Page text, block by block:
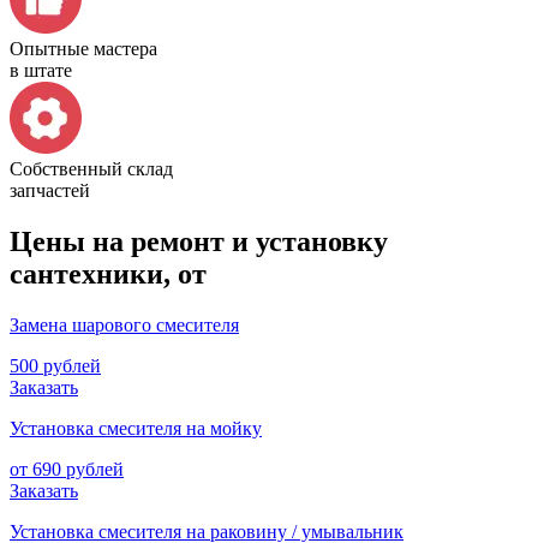
Опытные мастера
в штате
Собственный склад
запчастей
Цены на ремонт и установку
сантехники, от
Замена шарового смесителя
500 рублей
Заказать
Установка смесителя на мойку
от 690 рублей
Заказать
Установка смесителя на раковину / умывальник